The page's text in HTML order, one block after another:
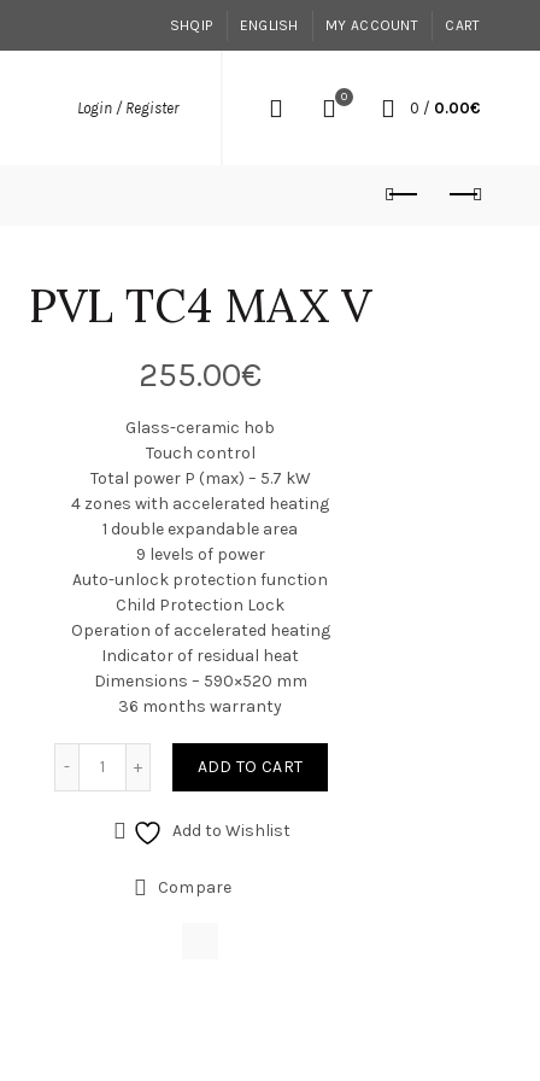
SHQIP ENGLISH MY ACCOUNT CART
Login / Register
0
0 / 0.00€
PVL TC4 MAX V
255.00€
Glass-ceramic hob
Touch control
Total power P (max) – 5.7 kW
4 zones with accelerated heating
1 double expandable area
9 levels of power
Auto-unlock protection function
Child Protection Lock
Operation of accelerated heating
Indicator of residual heat
Dimensions – 590×520 mm
36 months warranty
ADD TO CART
Add to Wishlist
Compare